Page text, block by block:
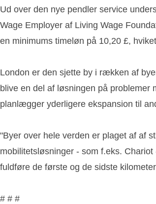
Ud over den nye pendler service
Wage Employer af Living Wage
en minimums timeløn på 10,20 £,
London er den sjette by i rækken af
blive en del af løsningen på problemer
planlægger yderligere ekspansion til
"Byer over hele verden er plaget af af
mobilitetsløsninger - som f.eks.
fuldføre de første og de sidste
# # #